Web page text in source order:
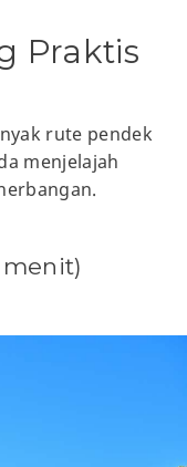
Praktis
rute pendek
menjelajah
menit)